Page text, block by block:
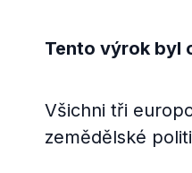
Tento výrok byl
Všichni tři
zemědělské